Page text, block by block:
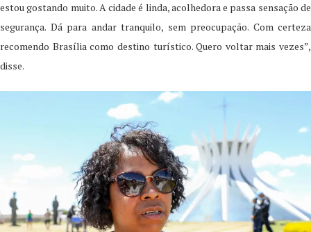
estou gostando muito. A cidade é linda, acolhedora e passa sensação de
segurança. Dá para andar tranquilo, sem preocupação. Com certeza
recomendo Brasília como destino turístico. Quero voltar mais vezes”,
disse.